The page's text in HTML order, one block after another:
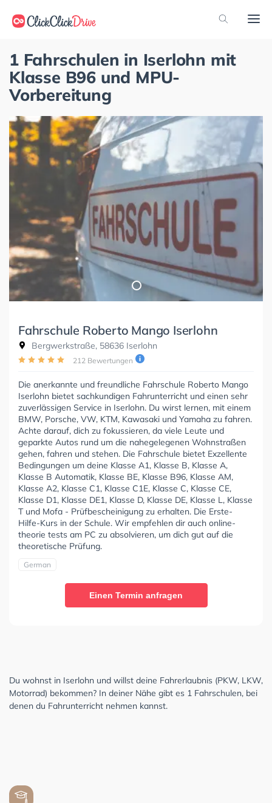
1 Fahrschulen in Iserlohn mit
Klasse B96 und MPU-
Vorbereitung
Fahrschule Roberto Mango Iserlohn
Bergwerkstraße, 58636 Iserlohn
212 Bewertungen
Die anerkannte und freundliche Fahrschule Roberto Mango
Iserlohn bietet sachkundigen Fahrunterricht und einen sehr
zuverlässigen Service in Iserlohn. Du wirst lernen, mit einem
BMW, Porsche, VW, KTM, Kawasaki und Yamaha zu fahren.
Achte darauf, dich zu fokussieren, da viele Leute und
geparkte Autos rund um die nahegelegenen Wohnstraßen
gehen, fahren und stehen. Die Fahrschule bietet Exzellente
Bedingungen um deine Klasse A1, Klasse B, Klasse A,
Klasse B Automatik, Klasse BE, Klasse B96, Klasse AM,
Klasse A2, Klasse C1, Klasse C1E, Klasse C, Klasse CE,
Klasse D1, Klasse DE1, Klasse D, Klasse DE, Klasse L, Klasse
T und Mofa - Prüfbescheinigung zu erhalten. Die Erste-
Hilfe-Kurs in der Schule. Wir empfehlen dir auch online-
theorie tests am PC zu absolvieren, um dich gut auf die
theoretische Prüfung.
German
Einen Termin anfragen
Du wohnst in Iserlohn und willst deine Fahrerlaubnis (PKW, LKW,
Motorrad) bekommen? In deiner Nähe gibt es 1 Fahrschulen, bei
denen du Fahrunterricht nehmen kannst.